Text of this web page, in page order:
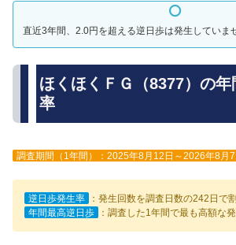
直近3年間、2.0円を超える逆日歩は発生していま
ほくほくＦＧ（8377）の
率
調査期間（1年間）：2025年8月12日～2026年8月7
逆日歩発生率
：発生回数を調査日数の242日で
年間最高逆日歩
：調査した1年間で最も高額な